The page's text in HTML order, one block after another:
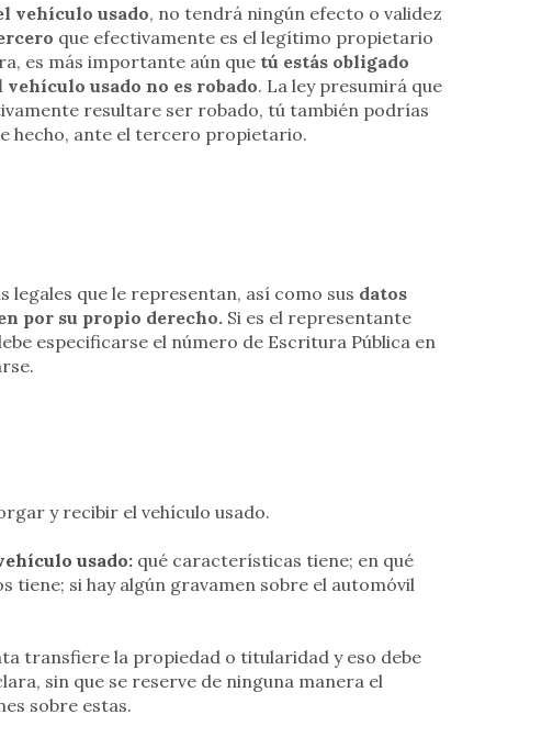
vehículo usado, no tendrá ningún efecto o validez
que efectivamente es el legítimo propietario
es más importante aún que tú estás obligado
usado no es robado. La ley presumirá que
resultare ser robado, tú también podrías
hecho, ante el tercero propietario.
legales que le representan, así como sus datos
por su propio derecho. Si es el representante
especificarse el número de Escritura Pública en
y recibir el vehículo usado.
usado: qué características tiene; en qué
tiene; si hay algún gravamen sobre el automóvil
transfiere la propiedad o titularidad y eso debe
sin que se reserve de ninguna manera el
sobre estas.